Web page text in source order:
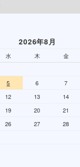
2026年8月
水 木 金
5 6 7
12 13 14
19 20 21
26 27 28